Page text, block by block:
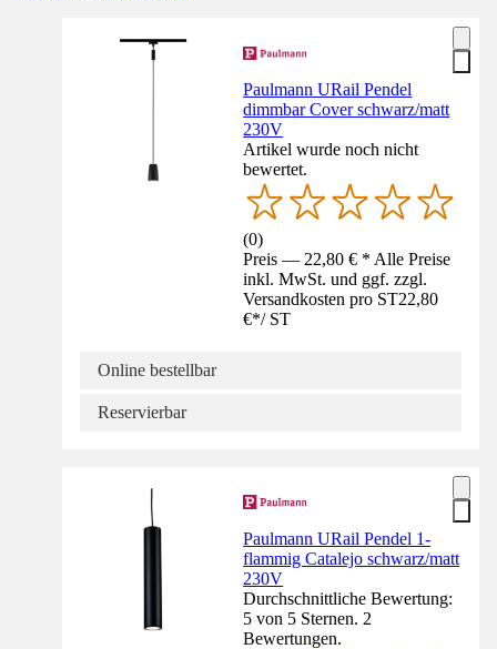
Paulmann URail Pendel
dimmbar Cover schwarz/matt
230V
Artikel wurde noch nicht
bewertet.
(0)
Preis — 22,80 € * Alle Preise
inkl. MwSt. und ggf. zzgl.
Versandkosten pro ST22,80
€*/ ST
Online bestellbar
Reservierbar
Paulmann URail Pendel 1-
flammig Catalejo schwarz/matt
230V
Durchschnittliche Bewertung:
5 von 5 Sternen. 2
Bewertungen.